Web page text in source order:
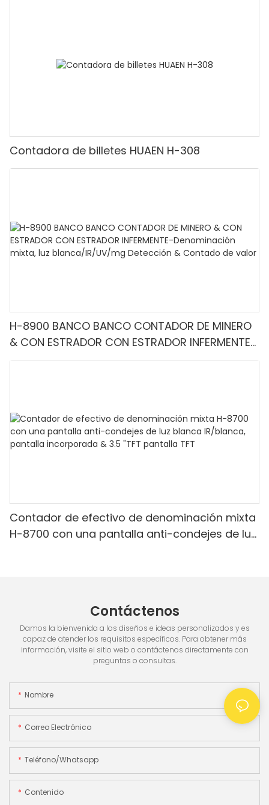
Contadora de billetes HUAEN H-308
H-8900 BANCO BANCO CONTADOR DE MINERO
& CON ESTRADOR CON ESTRADOR INFERMENTE-
Denominación mixta, luz blanca/IR/UV/mg
Contador de efectivo de denominación mixta
H-8700 con una pantalla anti-condejes de luz
Contáctenos
Damos la bienvenida a los diseños e ideas personalizados y es
capaz de atender los requisitos específicos. Para obtener más
información, visite el sitio web o contáctenos directamente con
preguntas o consultas.
Nombre
Correo Electrónico
Teléfono/whatsapp
Contenido